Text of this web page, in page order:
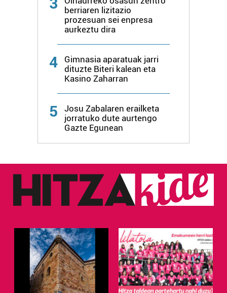
erabiltzen dituen hauta dezakezu.
Bazkide batzuek ez dizute baimenik eskatzen, eta beren
interes komertzial legitimoetan babesten dira. Ikusi gure
bazkideen zerrenda, beren ustez zein helburutarako
duten interes legitimoa eta horren aurka nola egin
dezakezun ikusteko.
Lortu zure datu pertsonalak prozesatzeko moduari
buruzko informazio gehiago eta ezarri zure lehentasunak
datuen atalean. Edozein unetan alda edo ken dezakezu
Webgune honek cookie propioak eta hirugarrenen cookie-
fitxategiak erabiltzen ditu. Zure esperientzia eta
zerbitzuak hobetzeko asmoz, cookie teknologiaz
baliatzen gara. Ohar hau onartuz gero, teknologia hori
berriaren lizitazio
prozesuan sei enpresa
aurkeztu dira
4
Gimnasia aparatuak jarri
dituzte Biteri kalean eta
Kasino Zaharran
5
Josu Zabalaren erailketa
jorratuko dute aurtengo
Gazte Egunean